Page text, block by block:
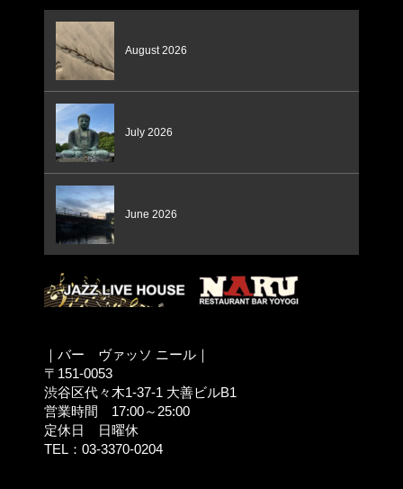
August 2026
July 2026
June 2026
｜バー ヴァッソ ニール｜
〒151-0053
渋谷区代々木1-37-1 大善ビルB1
営業時間 17:00～25:00
定休日 日曜休
TEL：03-3370-0204